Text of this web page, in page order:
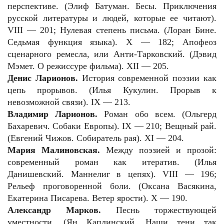
перспективе. (Элиф Батуман. Бесы. Приключения
русской литературы и людей, которые ее читают).
VIII — 201; Нулевая степень письма. (Лоран Бине.
Седьмая функция языка). X — 182; Апофеоз
сценарного ремесла, или Анти-Тарковский. (Дэвид
Мэмет. О режиссуре фильма). XII — 205.
Денис Ларионов. История современной поэзии как
цепь прорывов. (Илья Кукулин. Прорыв к
невозможной связи). IX — 213.
Владимир Ларионов.Роман обо всем. (Ольгерд
Бахаревич. Собаки Европы). IX — 210; Вещный рай.
(Евгений Чижов. Собиратель рая). XI — 204.
Мария Малиновская. Между поэзией и прозой:
современный роман как итератив. (Илья
Данишевский. Маннелиг в цепях). VIII — 196;
Рельеф проговоренной боли. (Оксана Васякина,
Екатерина Писарева. Ветер ярости). X — 190.
Александр Марков. Песнь торжествующей